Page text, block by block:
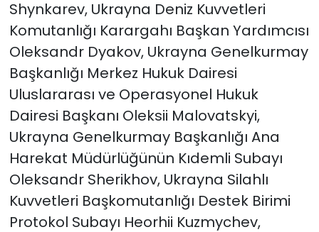
Shynkarev, Ukrayna Deniz Kuvvetleri
Komutanlığı Karargahı Başkan Yardımcısı
Oleksandr Dyakov, Ukrayna Genelkurmay
Başkanlığı Merkez Hukuk Dairesi
Uluslararası ve Operasyonel Hukuk
Dairesi Başkanı Oleksii Malovatskyi,
Ukrayna Genelkurmay Başkanlığı Ana
Harekat Müdürlüğünün Kıdemli Subayı
Oleksandr Sherikhov, Ukrayna Silahlı
Kuvvetleri Başkomutanlığı Destek Birimi
Protokol Subayı Heorhii Kuzmychev,